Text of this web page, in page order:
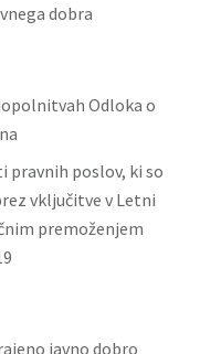
dobra
Odloka o
pravnih poslov, ki so
vključitve v Letni
premoženjem
javno dobro